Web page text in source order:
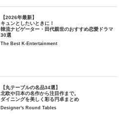
【2026年最新】
キュンとしたいときに！
韓流ナビゲーター・田代親世のおすすめ恋愛ドラマ
30選
The Best K-Entertainment
【丸テーブルの名品34選】
北欧や日本の名作から注目作まで。
ダイニングを美しく彩る円卓まとめ
Designer's Round Tables